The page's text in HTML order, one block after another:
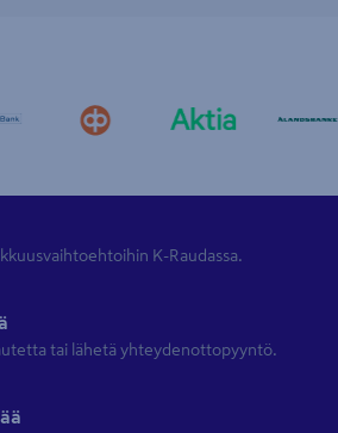
K-Raudassa.
tai lähetä yhteydenottopyyntö.